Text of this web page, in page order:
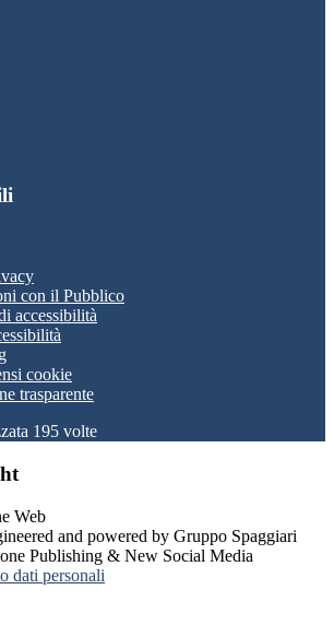
con il Pubblico
accessibilità
cookie
trasparente
195 volte
and powered by Gruppo Spaggiari
Publishing & New Social Media
dati personali